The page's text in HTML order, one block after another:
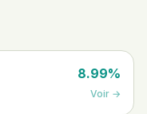
8.99%
Voir →